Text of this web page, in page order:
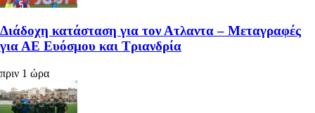
Διάδοχη κατάσταση για τον Ατλαντα – Μεταγραφές
για ΑΕ Ευόσμου και Τριανδρία
πριν 1 ώρα